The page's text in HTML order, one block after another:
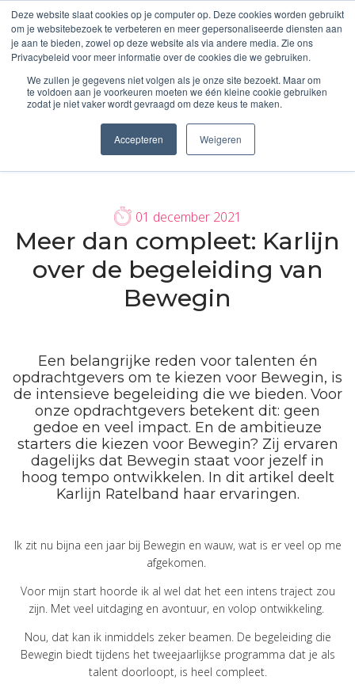
Deze website slaat cookies op je computer op. Deze cookies worden gebruikt
om je websitebezoek te verbeteren en meer gepersonaliseerde diensten aan
je aan te bieden, zowel op deze website als via andere media. Zie ons
Privacybeleid voor meer informatie over de cookies die we gebruiken.
We zullen je gegevens niet volgen als je onze site bezoekt. Maar om
te voldoen aan je voorkeuren moeten we één kleine cookie gebruiken
zodat je niet vaker wordt gevraagd om deze keus te maken.
Accepteren Weigeren
01 december 2021
Meer dan compleet: Karlijn
over de begeleiding van
Bewegin
Een belangrijke reden voor talenten én
opdrachtgevers om te kiezen voor Bewegin, is
de intensieve begeleiding die we bieden. Voor
onze opdrachtgevers betekent dit: geen
gedoe en veel impact. En de ambitieuze
starters die kiezen voor Bewegin? Zij ervaren
dagelijks dat Bewegin staat voor jezelf in
hoog tempo ontwikkelen. In dit artikel deelt
Karlijn Ratelband haar ervaringen.
Ik zit nu bijna een jaar bij Bewegin en wauw, wat is er veel op me
afgekomen.
Voor mijn start hoorde ik al wel dat het een intens traject zou
zijn. Met veel uitdaging en avontuur, en volop ontwikkeling.
Nou, dat kan ik inmiddels zeker beamen. De begeleiding die
Bewegin biedt tijdens het tweejaarlijkse programma dat je als
talent doorloopt, is heel compleet.